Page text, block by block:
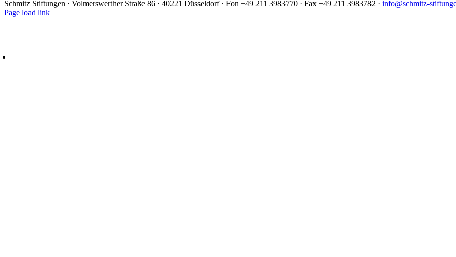
Schmitz Stiftungen · Volmerswerther Straße 86 · 40221 Düsseldorf · Fon +49 211 3983770 · Fax +49 211 3983782 · info@schmitz-
Page load link